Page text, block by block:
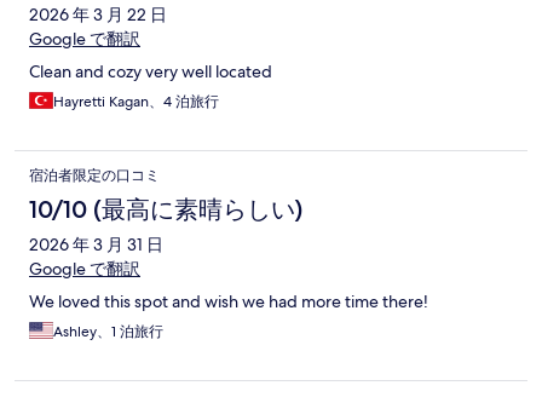
2026 年 3 月 22 日
Google で翻訳
Clean and cozy very well located
Hayretti Kagan、4 泊旅行
宿泊者限定の口コミ
10/10 (最高に素晴らしい)
2026 年 3 月 31 日
Google で翻訳
We loved this spot and wish we had more time there!
Ashley、1 泊旅行